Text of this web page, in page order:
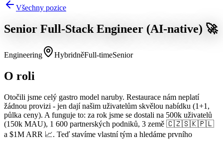
Všechny pozice
Senior Full-Stack Engineer (AI-native) 🚀
Engineering HybridněFull-timeSenior
O roli
Otočili jsme celý gastro model naruby. Restaurace nám neplatí
žádnou provizi - jen dají našim uživatelům skvělou nabídku (1+1,
půlka ceny). A funguje to: za rok jsme se dostali na 500k uživatelů
(150k MAU), 1 600 partnerských podniků, 3 země 🇨🇿🇸🇰🇵🇱
a $1M ARR 📈. Teď stavíme vlastní tým a hledáme prvního